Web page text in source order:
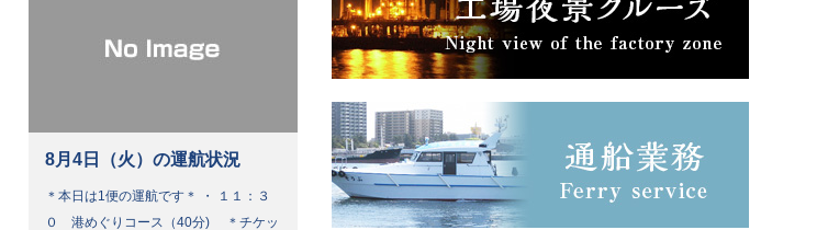
8月4日（火）の運航状況
＊本日は1便の運航です＊ ・ １１：３
０ 港めぐりコース（40分) ＊チケッ